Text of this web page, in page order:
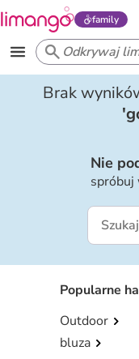
family
Brak
'
Nie
spróbuj
Popularne
Outdoor
bluza